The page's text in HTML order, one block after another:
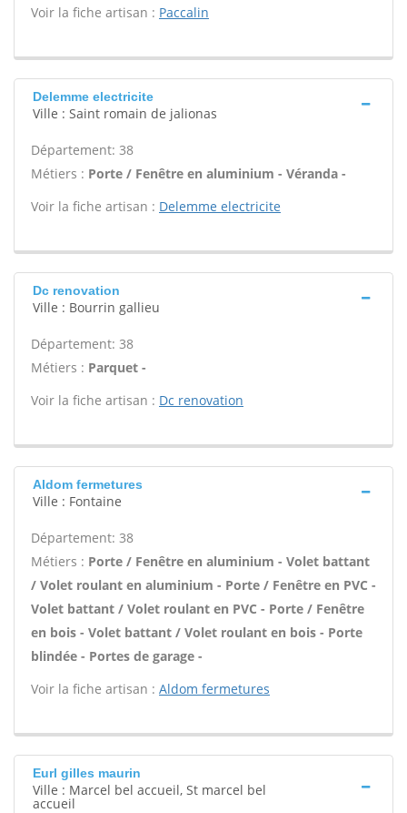
Voir la fiche artisan : Paccalin
Delemme electricite
Ville : Saint romain de jalionas
Département: 38
Métiers : Porte / Fenêtre en aluminium - Véranda -
Voir la fiche artisan : Delemme electricite
Dc renovation
Ville : Bourrin gallieu
Département: 38
Métiers : Parquet -
Voir la fiche artisan : Dc renovation
Aldom fermetures
Ville : Fontaine
Département: 38
Métiers : Porte / Fenêtre en aluminium - Volet battant
/ Volet roulant en aluminium - Porte / Fenêtre en PVC -
Volet battant / Volet roulant en PVC - Porte / Fenêtre
en bois - Volet battant / Volet roulant en bois - Porte
blindée - Portes de garage -
Voir la fiche artisan : Aldom fermetures
Eurl gilles maurin
Ville : Marcel bel accueil, St marcel bel
accueil